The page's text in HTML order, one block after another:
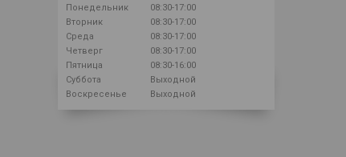
Понедельник
08:30-17:00
Вторник
08:30-17:00
Среда
08:30-17:00
Четверг
08:30-17:00
Пятница
08:30-16:00
Суббота
Выходной
Воскресенье
Выходной